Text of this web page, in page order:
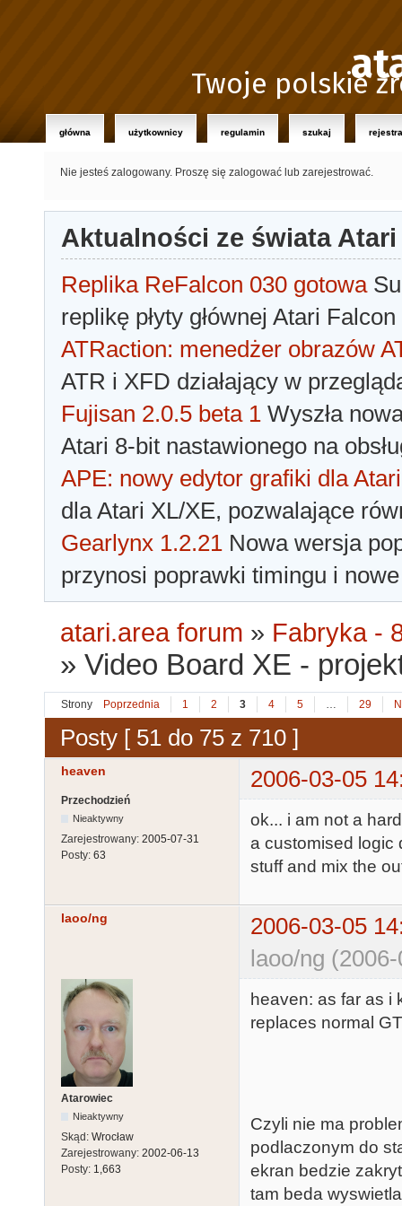
Twoje polskie
główna użytkownicy regulamin szukaj
Nie jesteś zalogowany. Proszę się zalogować lub zarejestrować.
Aktualności ze świata Atari
Replika ReFalcon 030 gotowa
replikę płyty głównej Atari
ATRaction: menedżer obrazów
ATR i XFD działający w
Fujisan 2.0.5 beta 1 Wyszła
Atari 8-bit nastawionego na
APE: nowy edytor grafiki dla Atari
dla Atari XL/XE, pozwalające
Gearlynx 1.2.21 Nowa wersja
przynosi poprawki timingu i
atari.area forum » Fabryka -
»Video Board XE -
Strony Poprzednia 1 2 3 4 5 … 29
Posty [ 51 do 75 z 710 ]
heaven 2006-03-05
Przechodzień
Nieaktywny
Zarejestrowany: 2005-07-31
Posty: 63
ok... i am not a
a customised logic
stuff and mix the
laoo/ng
2006-03-05
laoo/ng
Atarowiec
Nieaktywny
Skąd: Wrocław
Zarejestrowany: 2002-06-13
Posty: 1,663
heaven: as far as i
replaces normal
Czyli nie ma
podlaczonym do
ekran bedzie
tam beda